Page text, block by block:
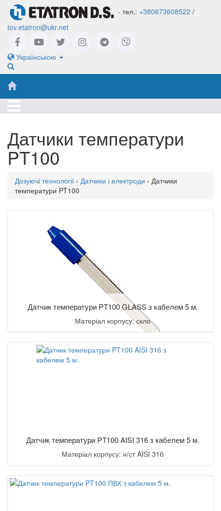
- тел.: +380673608522 /
tov.etatron@ukr.net
Українською
Датчики температури
PT100
Дозуючі технології › Датчики і електроди › Датчики
температури PT100
Датчик температури PT100 GLASS з кабелем 5 м.
Матеріал корпусу: скло
Датчик температури PT100 AISI 316 з кабелем 5 м.
Матеріал корпусу: н/ст AISI 316